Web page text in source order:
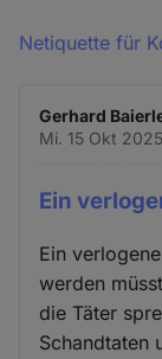
Netiquette für
Gerhard
Mi. 15 Okt 2025
Ein
Ein
werden
die Täter
Schandtaten